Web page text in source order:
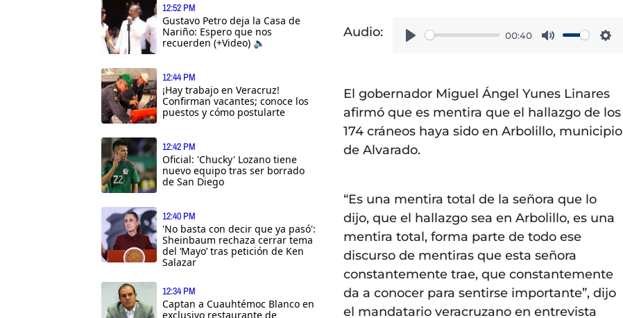
12:52 PM
Gustavo Petro deja la Casa de
Nariño: Espero que nos
recuerden (+Video) 🔈
12:44 PM
¡Hay trabajo en Veracruz!
Confirman vacantes; conoce los
puestos y cómo postularte
12:42 PM
Oficial: 'Chucky' Lozano tiene
nuevo equipo tras ser borrado
de San Diego
12:40 PM
'No basta con decir que ya pasó':
Sheinbaum rechaza cerrar tema
del ‘Mayo’ tras petición de Ken
Salazar
12:34 PM
Captan a Cuauhtémoc Blanco en
exclusivo restaurante de
Audio:
00:40
El gobernador Miguel Ángel Yunes Linares
afirmó que es mentira que el hallazgo de los
174 cráneos haya sido en Arbolillo, municipio
de Alvarado.
“Es una mentira total de la señora que lo
dijo, que el hallazgo sea en Arbolillo, es una
mentira total, forma parte de todo ese
discurso de mentiras que esta señora
constantemente trae, que constantemente
da a conocer para sentirse importante”, dijo
el mandatario veracruzano en entrevista